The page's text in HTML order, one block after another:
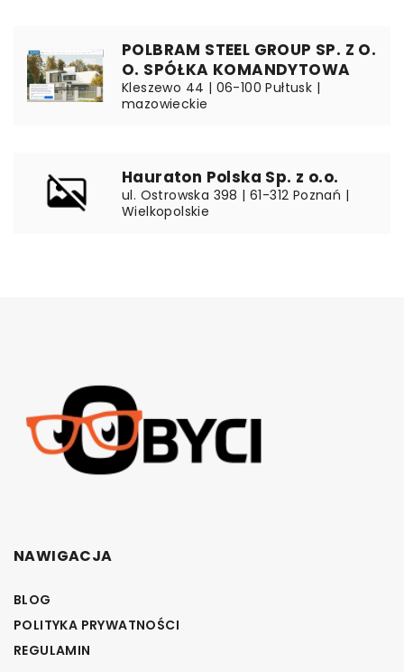
POLBRAM STEEL GROUP SP. Z O.
O. SPÓŁKA KOMANDYTOWA
Kleszewo 44 | 06-100 Pułtusk |
mazowieckie
Hauraton Polska Sp. z o.o.
ul. Ostrowska 398 | 61-312 Poznań |
Wielkopolskie
NAWIGACJA
BLOG
POLITYKA PRYWATNOŚCI
REGULAMIN